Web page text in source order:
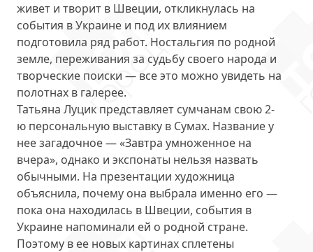
живет и творит в Швеции, откликнулась на
события в Украине и под их влиянием
подготовила ряд работ. Ностальгия по родной
земле, переживания за судьбу своего народа и
творческие поиски — все это можно увидеть на
полотнах в галерее.
Татьяна Луцик представляет сумчанам свою 2-
ю персональную выставку в Сумах. Название у
нее загадочное — «Завтра умноженное на
вчера», однако и экспонаты нельзя назвать
обычными. На презентации художница
объяснила, почему она выбрала именно его —
пока она находилась в Швеции, события в
Украине напоминали ей о родной стране.
Поэтому в ее новых картинах сплетены